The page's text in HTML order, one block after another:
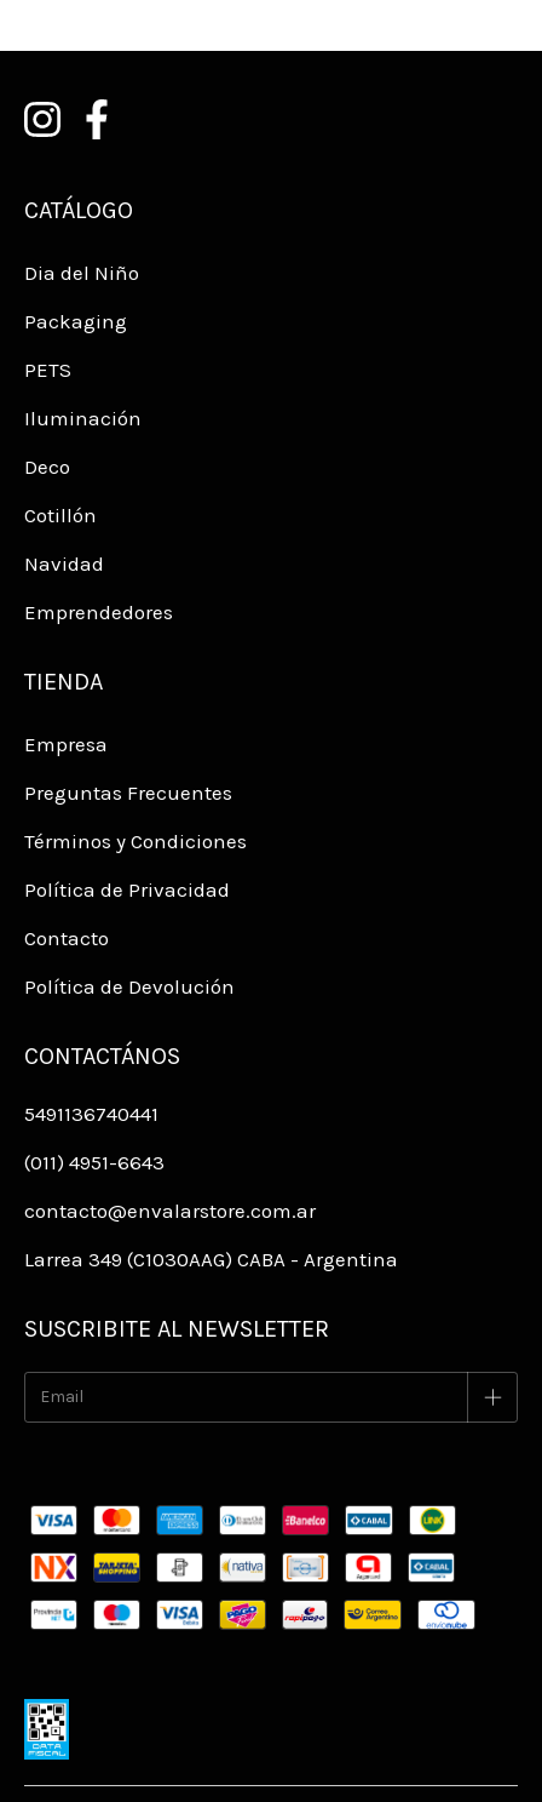
CATÁLOGO
Dia del Niño
Packaging
PETS
Iluminación
Deco
Cotillón
Navidad
Emprendedores
TIENDA
Empresa
Preguntas Frecuentes
Términos y Condiciones
Política de Privacidad
Contacto
Política de Devolución
CONTACTÁNOS
5491136740441
(011) 4951-6643
contacto@envalarstore.com.ar
Larrea 349 (C1030AAG) CABA - Argentina
SUSCRIBITE AL NEWSLETTER